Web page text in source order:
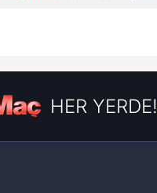
HER YERDE!